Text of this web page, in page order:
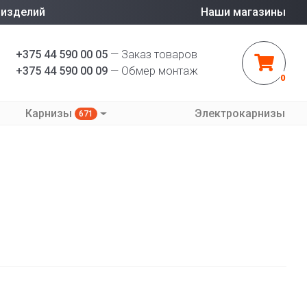
Наши магазины
+375 44 590 00 05 — Заказ товаров
+375 44 590 00 09 — Обмер монтаж
0
Карнизы 671 Электрокарнизы